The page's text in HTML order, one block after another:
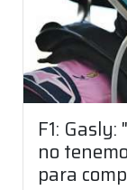
F1:
no
para